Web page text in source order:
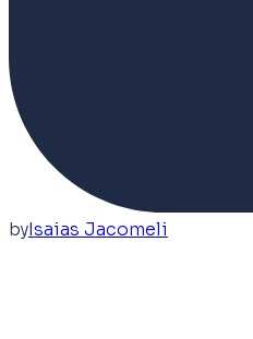
byIsaias Jacomeli